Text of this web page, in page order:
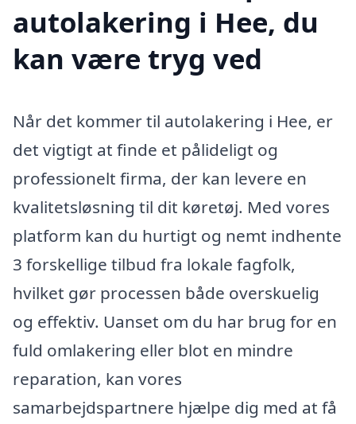
autolakering i Hee, du
kan være tryg ved
Når det kommer til autolakering i Hee, er
det vigtigt at finde et pålideligt og
professionelt firma, der kan levere en
kvalitetsløsning til dit køretøj. Med vores
platform kan du hurtigt og nemt indhente
3 forskellige tilbud fra lokale fagfolk,
hvilket gør processen både overskuelig
og effektiv. Uanset om du har brug for en
fuld omlakering eller blot en mindre
reparation, kan vores
samarbejdspartnere hjælpe dig med at få